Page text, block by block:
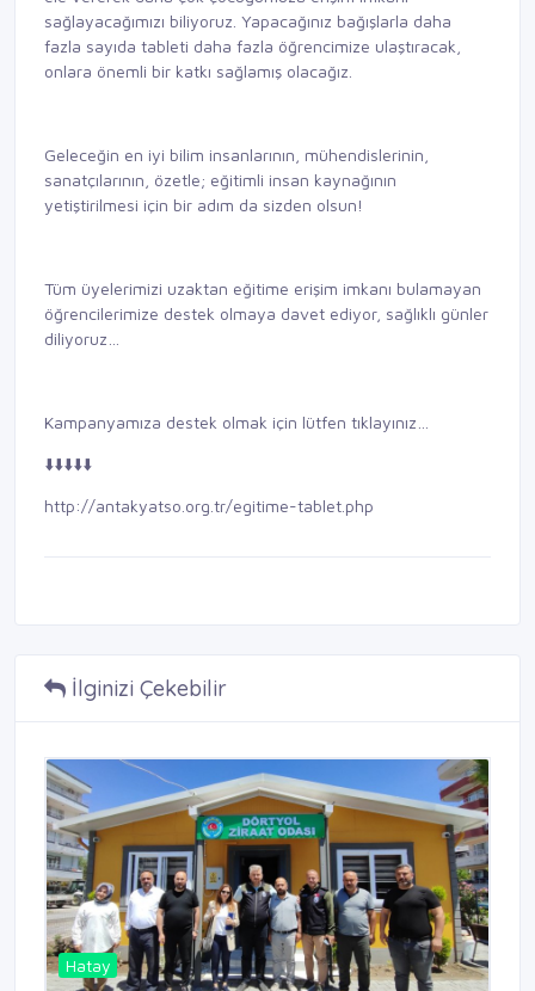
sağlayacağımızı biliyoruz. Yapacağınız bağışlarla daha
fazla sayıda tableti daha fazla öğrencimize ulaştıracak,
onlara önemli bir katkı sağlamış olacağız.
Geleceğin en iyi bilim insanlarının, mühendislerinin,
sanatçılarının, özetle; eğitimli insan kaynağının
yetiştirilmesi için bir adım da sizden olsun!
Tüm üyelerimizi uzaktan eğitime erişim imkanı bulamayan
öğrencilerimize destek olmaya davet ediyor, sağlıklı günler
diliyoruz…
Kampanyamıza destek olmak için lütfen tıklayınız…
⬇️⬇️⬇️⬇️⬇️
http://antakyatso.org.tr/egitime-tablet.php
İlginizi Çekebilir
Hatay